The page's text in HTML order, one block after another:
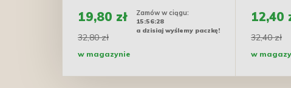
19,80 zł Zamów w ciągu:
15:56:27
a dzisiaj wyślemy paczkę!
32,80 zł
w magazynie
12,40
32,40 zł
w